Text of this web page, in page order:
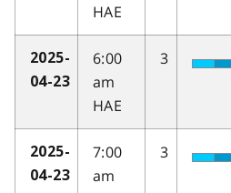
HAE
2025-
04-23
6:00
am
HAE
3
2025-
04-23
7:00
am
3